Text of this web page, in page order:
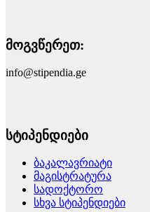
მოგვწერეთ:
info@stipendia.ge
სტიპენდიები
ბაკალავრიატი
მაგისტრატურა
სადოქტორო
სხვა სტიპენდიები